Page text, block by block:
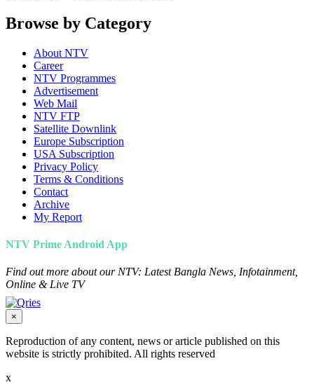
Browse by Category
About NTV
Career
NTV Programmes
Advertisement
Web Mail
NTV FTP
Satellite Downlink
Europe Subscription
USA Subscription
Privacy Policy
Terms & Conditions
Contact
Archive
My Report
NTV Prime Android App
Find out more about our NTV: Latest Bangla News, Infotainment,
Online & Live TV
×
Reproduction of any content, news or article published on this
website is strictly prohibited. All rights reserved
x